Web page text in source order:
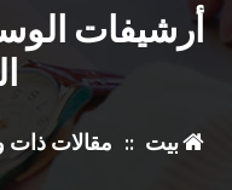
أرشيفات
بيت :: مقالات ذات